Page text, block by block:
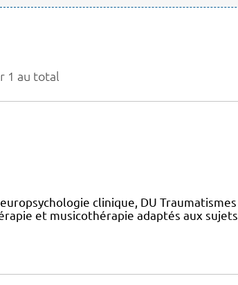
1 au total
clinique, DU
et musicothérapie adaptés aux